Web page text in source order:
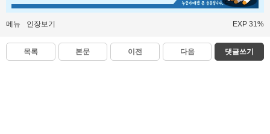
메뉴 인장보기 EXP 31%
목록 본문 이전 다음 댓글쓰기